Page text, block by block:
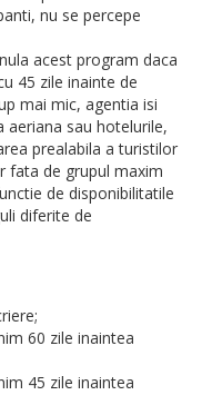
nu se percepe
acest program daca
45 zile inainte de
mai mic, agentia isi
aeriana sau hotelurile,
prealabila a turistilor
fata de grupul maxim
de disponibilitatile
diferite de
60 zile inaintea
45 zile inaintea